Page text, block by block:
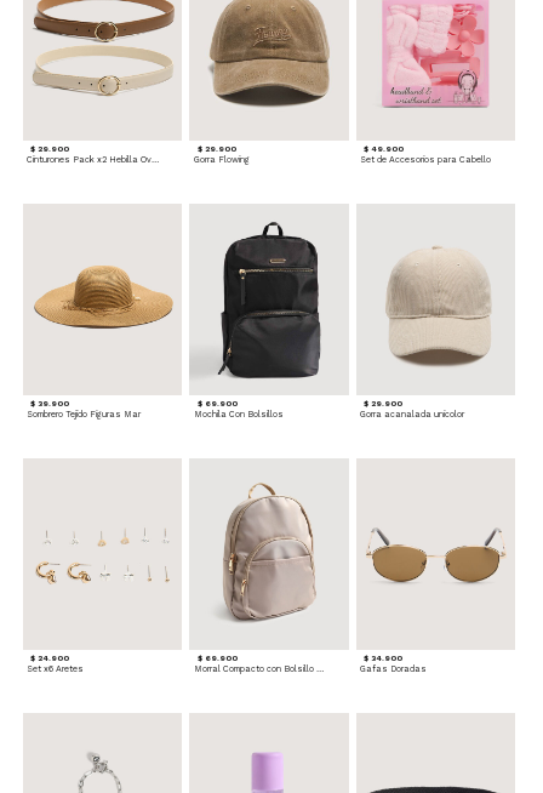
$ 29.900
Cinturones Pack x2 Hebilla Ovalada
$ 29.900
Gorra Flowing
$ 49.900
Set de Accesorios para Cabello
$ 39.900
Sombrero Tejido Figuras Mar
$ 69.900
Mochila Con Bolsillos
$ 29.900
Gorra acanalada unicolor
$ 24.900
Set x6 Aretes
$ 69.900 $ 34.900
Gafas Doradas